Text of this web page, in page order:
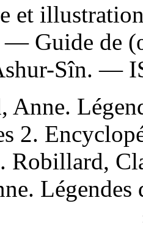
et
— Guide de
Sîn. —
Anne.
2.
Robillard,